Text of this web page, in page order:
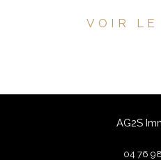
VOIR LE
AG2S
04 76